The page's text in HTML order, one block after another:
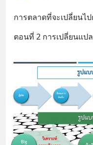
การตลาดที่จะเปลี่ยนไ
ตอนที่ 2 การเปลี่ยนแป